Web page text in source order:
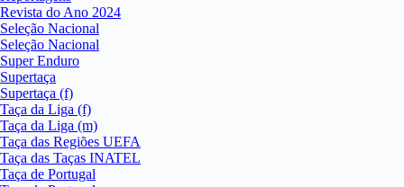
Revista do Ano 2024
Seleção Nacional
Seleção Nacional
Super Enduro
Supertaça
Supertaça (f)
Taça da Liga (f)
Taça da Liga (m)
Taça das Regiões UEFA
Taça das Taças INATEL
Taça de Portugal